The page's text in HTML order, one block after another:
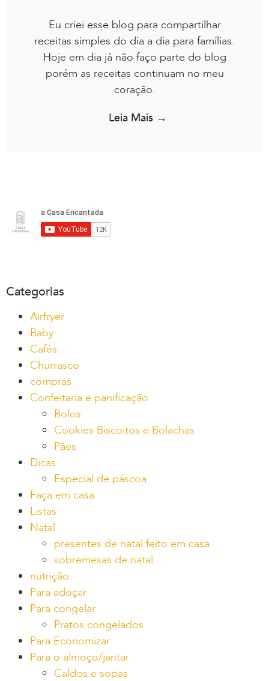
Eu criei esse blog para compartilhar
receitas simples do dia a dia para famílias.
Hoje em dia já não faço parte do blog
porém as receitas continuam no meu
coração.
Leia Mais →
Categorias
Airfryer
Baby
Cafés
Churrasco
compras
Confeitaria e panificação
Bolos
Cookies Biscoitos e Bolachas
Pães
Dicas
Especial de páscoa
Faça em casa
Listas
Natal
presentes de natal feito em casa
sobremesas de natal
nutrição
Para adoçar
Para congelar
Pratos congelados
Para Economizar
Para o almoço/jantar
Caldos e sopas